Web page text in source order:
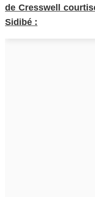
de Cresswell
Sidibé :